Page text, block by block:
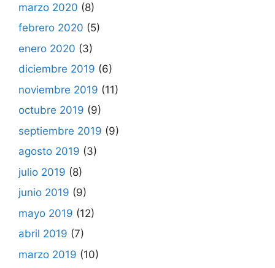
marzo 2020 (8)
febrero 2020 (5)
enero 2020 (3)
diciembre 2019 (6)
noviembre 2019 (11)
octubre 2019 (9)
septiembre 2019 (9)
agosto 2019 (3)
julio 2019 (8)
junio 2019 (9)
mayo 2019 (12)
abril 2019 (7)
marzo 2019 (10)